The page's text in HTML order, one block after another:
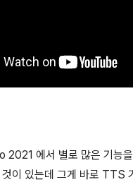
2021 에서 별로 많은 기능
것이 있는데 그게 바로 TTS